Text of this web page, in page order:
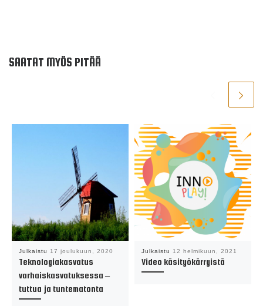
SAATAT MYÖS PITÄÄ
Julkaistu 17 joulukuun, 2020
Teknologiakasvatus
varhaiskasvatuksessa –
tuttua ja tuntematonta
Julkaistu 12 helmikuun, 2021
Video käsityökärryistä